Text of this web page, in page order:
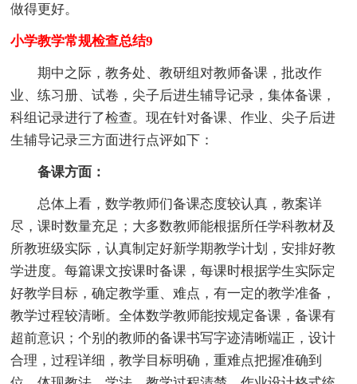
做得更好。
小学教学常规检查总结9
期中之际，教务处、教研组对教师备课，批改作
业、练习册、试卷，尖子后进生辅导记录，集体备课，
科组记录进行了检查。现在针对备课、作业、尖子后进
生辅导记录三方面进行点评如下：
备课方面：
总体上看，数学教师们备课态度较认真，教案详
尽，课时数量充足；大多数教师能根据所任学科教材及
所教班级实际，认真制定好新学期教学计划，安排好教
学进度。每篇课文按课时备课，每课时根据学生实际定
好教学目标，确定教学重、难点，有一定的教学准备，
教学过程较清晰。全体数学教师能按规定备课，备课有
超前意识；个别的教师的备课书写字迹清晰端正，设计
合理，过程详细，教学目标明确，重难点把握准确到